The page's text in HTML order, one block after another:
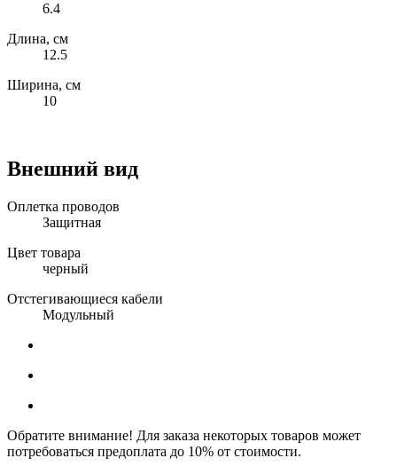
6.4
Длина, см
12.5
Ширина, см
10
Внешний вид
Оплетка проводов
Защитная
Цвет товара
черный
Отстегивающиеся кабели
Модульный
Обратите внимание! Для заказа некоторых товаров может
потребоваться предоплата до 10% от стоимости.